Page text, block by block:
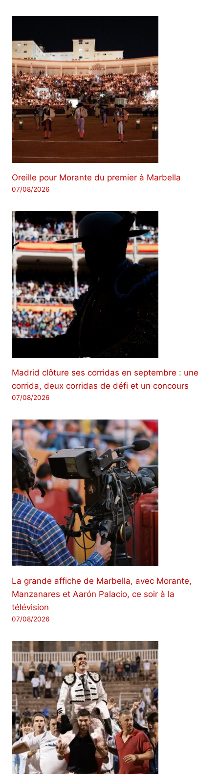
Oreille pour Morante du premier à Marbella
07/08/2026
Madrid clôture ses corridas en septembre : une
corrida, deux corridas de défi et un concours
07/08/2026
La grande affiche de Marbella, avec Morante,
Manzanares et Aarón Palacio, ce soir à la
télévision
07/08/2026